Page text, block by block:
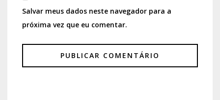
Salvar meus dados neste navegador para a
próxima vez que eu comentar.